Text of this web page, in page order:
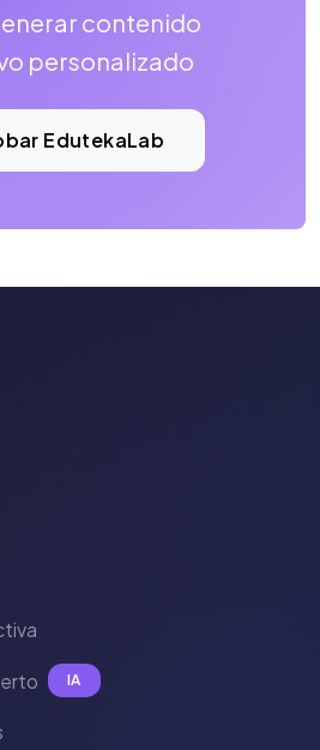
contenido
personalizado
EdutekaLab
IA